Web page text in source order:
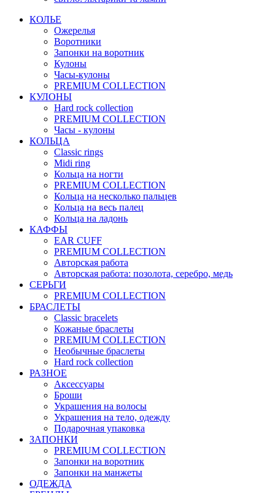
КОЛЬЕ
Ожерелья
Воротники
Запонки на воротник
Кулоны
Часы-кулоны
PREMIUM COLLECTION
КУЛОНЫ
Hard rock collection
PREMIUM COLLECTION
Часы - кулоны
КОЛЬЦА
Classic rings
Midi ring
Кольца на ногти
PREMIUM COLLECTION
Кольца на несколько пальцев
Кольца на весь палец
Кольца на ладонь
КАФФЫ
EAR CUFF
PREMIUM COLLECTION
Авторская работа
Авторская работа: позолота, серебро, медь
СЕРЬГИ
PREMIUM COLLECTION
БРАСЛЕТЫ
Classic bracelets
Кожаные браслеты
PREMIUM COLLECTION
Необычные браслеты
Hard rock collection
РАЗНОЕ
Аксессуары
Броши
Украшения на волосы
Украшения на тело, одежду
Подарочная упаковка
ЗАПОНКИ
PREMIUM COLLECTION
Запонки на воротник
Запонки на манжеты
ОДЕЖДА